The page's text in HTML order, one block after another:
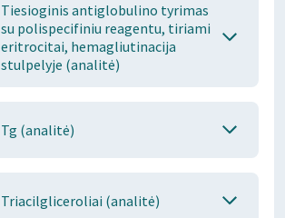
Tiesioginis antiglobulino tyrimas
su polispecifiniu reagentu, tiriami
eritrocitai, hemagliutinacija
stulpelyje (analitė)
Tg (analitė)
Triacilgliceroliai (analitė)